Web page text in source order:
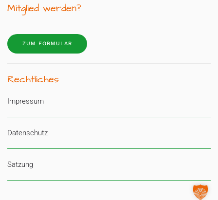
Mitglied werden?
ZUM FORMULAR
Rechtliches
Impressum
Datenschutz
Satzung